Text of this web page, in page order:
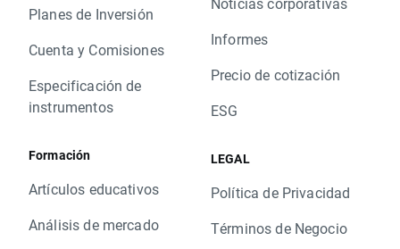
Planes de Inversión
Cuenta y Comisiones
Especificación de
instrumentos
Formación
Artículos educativos
Análisis de mercado
Informes
Precio de cotización
ESG
LEGAL
Política de Privacidad
Términos de Negocio